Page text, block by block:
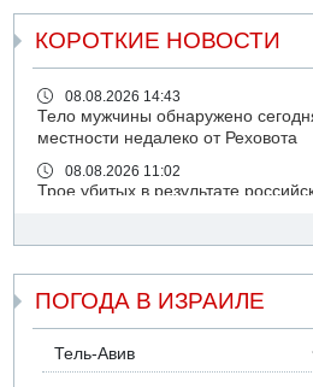
КОРОТКИЕ НОВОСТИ
08.08.2026 14:43
Тело мужчины обнаружено
местности недалеко от Реховота
08.08.2026 11:02
Трое убитых в результате
07.08.2026 20:43
07.08.2026 20:41
Ynet: "Хизбалла" запустила БПЛА
07.08.2026 19:16
ПОГОДА В ИЗРАИЛЕ
Тель-Авив